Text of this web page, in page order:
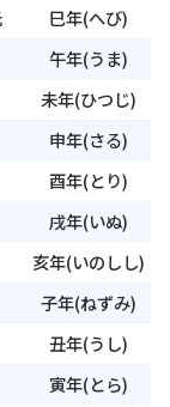
巳年(へび)
午年(うま)
未年(ひつじ)
申年(さる)
酉年(とり)
戌年(いぬ)
亥年(いのしし)
子年(ねずみ)
丑年(うし)
寅年(とら)